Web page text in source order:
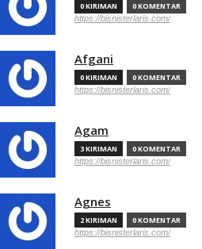
0 KIRIMAN 0 KOMENTAR
https://bisnisterlaris.com/
Afgani
0 KIRIMAN 0 KOMENTAR
https://bisnisterlaris.com/
Agam
3 KIRIMAN 0 KOMENTAR
https://bisnisterlaris.com/
Agnes
2 KIRIMAN 0 KOMENTAR
https://bisnisterlaris.com/